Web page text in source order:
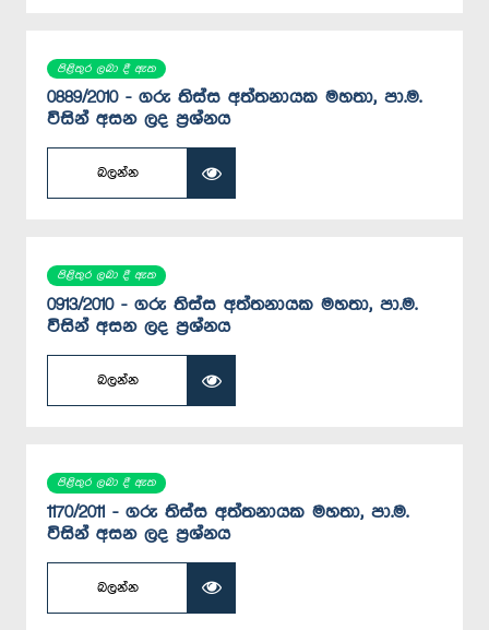
පිළිතුර ලබා දී ඇත
0889/2010 - ගරු තිස්ස අත්තනායක මහතා, පා.ම.
විසින් අසන ලද ප්‍රශ්නය
බලන්න
පිළිතුර ලබා දී ඇත
0913/2010 - ගරු තිස්ස අත්තනායක මහතා, පා.ම.
විසින් අසන ලද ප්‍රශ්නය
බලන්න
පිළිතුර ලබා දී ඇත
1170/2011 - ගරු තිස්ස අත්තනායක මහතා, පා.ම.
විසින් අසන ලද ප්‍රශ්නය
බලන්න